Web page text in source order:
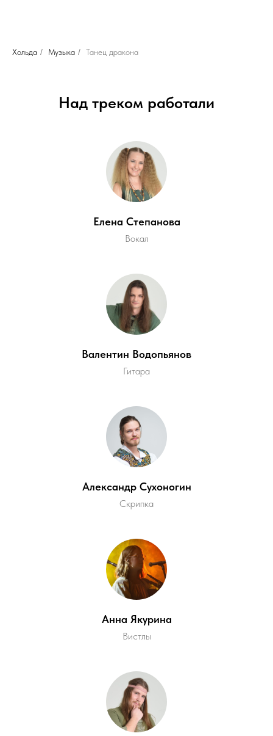
Хольда / Музыка / Танец дракона
Над треком работали
Елена Степанова
Вокал
Валентин Водопьянов
Гитара
Александр Сухоногин
Скрипка
Анна Якурина
Вистлы